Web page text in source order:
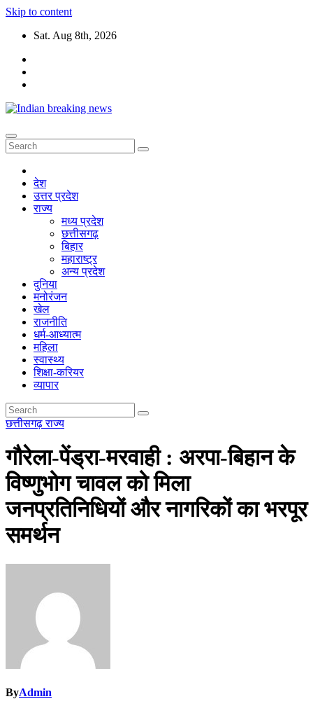
Skip to content
Sat. Aug 8th, 2026
देश
उत्तर प्रदेश
राज्य
मध्य प्रदेश
छत्तीसगढ़
बिहार
महाराष्ट्र
अन्य प्रदेश
दुनिया
मनोरंजन
खेल
राजनीति
धर्म-आध्यात्म
महिला
स्वास्थ्य
शिक्षा-करियर
व्यापार
छत्तीसगढ़राज्य
गौरेला-पेंड्रा-मरवाही : अरपा-बिहान के
विष्णुभोग चावल को मिला
जनप्रतिनिधियों और नागरिकों का भरपूर
समर्थन
ByAdmin